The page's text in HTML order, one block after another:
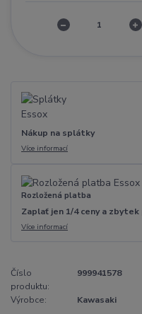
Nákup na splátky
Více informací
Rozložená platba
Zaplať jen 1/4 ceny a
Více informací
Číslo
produktu:
999941578
Výrobce: Kawasaki